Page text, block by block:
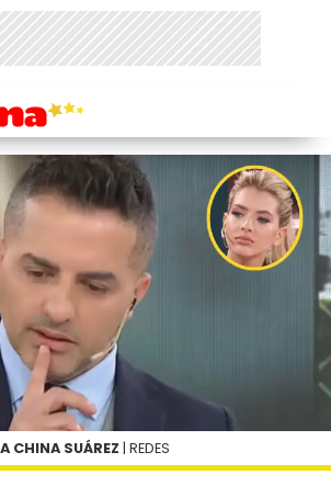
CHINA SUÁREZ | REDES